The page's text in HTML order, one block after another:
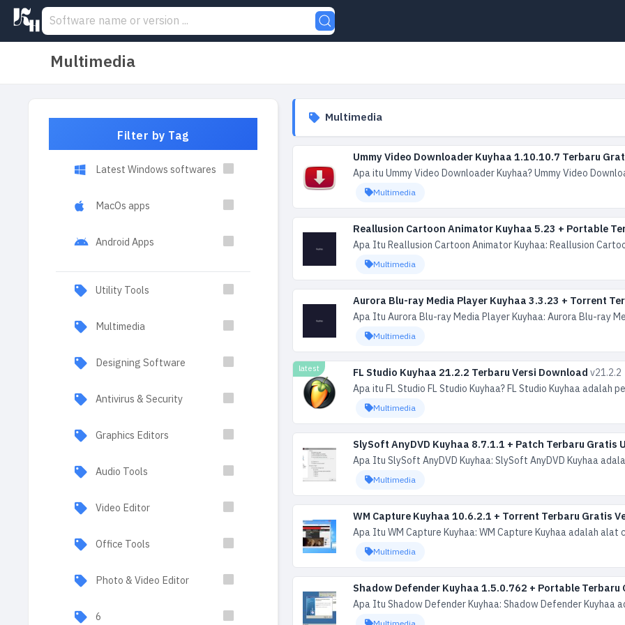
Multimedia
Multimedia
Ummy Video Downloader Kuyhaa 1.10.10.7 Terbaru
Apa itu Ummy Video Downloader Kuyhaa? Ummy Video
Multimedia
Reallusion Cartoon Animator Kuyhaa 5.23 + Portable
Apa Itu Reallusion Cartoon Animator Kuyhaa: Reallusion
Multimedia
Aurora Blu-ray Media Player Kuyhaa 3.3.23 + Torrent
Apa Itu Aurora Blu-ray Media Player Kuyhaa: Aurora Blu-ray
Multimedia
FL Studio Kuyhaa 21.2.2 Terbaru Versi Downloadv21.2.2
Apa itu FL Studio FL Studio Kuyhaa? FL Studio Kuyhaa
Multimedia
latest
SlySoft AnyDVD Kuyhaa 8.7.1.1 + Patch Terbaru Gratis
Apa Itu SlySoft AnyDVD Kuyhaa: SlySoft AnyDVD Kuyhaa
Multimedia
WM Capture Kuyhaa 10.6.2.1 + Torrent Terbaru Gratis
Apa Itu WM Capture Kuyhaa: WM Capture Kuyhaa adalah
Multimedia
Shadow Defender Kuyhaa 1.5.0.762 + Portable
Apa Itu Shadow Defender Kuyhaa: Shadow Defender Kuyhaa
Filter by Tag
Latest Windows softwares
MacOs apps
Android Apps
Utility Tools
Multimedia
Designing Software
Antivirus & Security
Graphics Editors
Audio Tools
Video Editor
Office Tools
Photo & Video Editor
6